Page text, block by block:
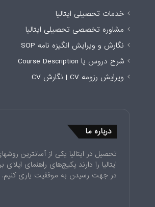
خدمات تحصیلی ایتالیا
مشاوره تخصصی تحصیلی ایتالیا
نگارش و ویرایش انگیزه نامه SOP
شرح دروس یا Course Description
ویرایش رزومه CV | نگارش CV
درباره ما
تحصیل در ایتالیا یکی از آسانترین
ایتالیا را دارند پکیج‌های راهنمای
در جهت رسیدن به موفقیت یاری کنیم.